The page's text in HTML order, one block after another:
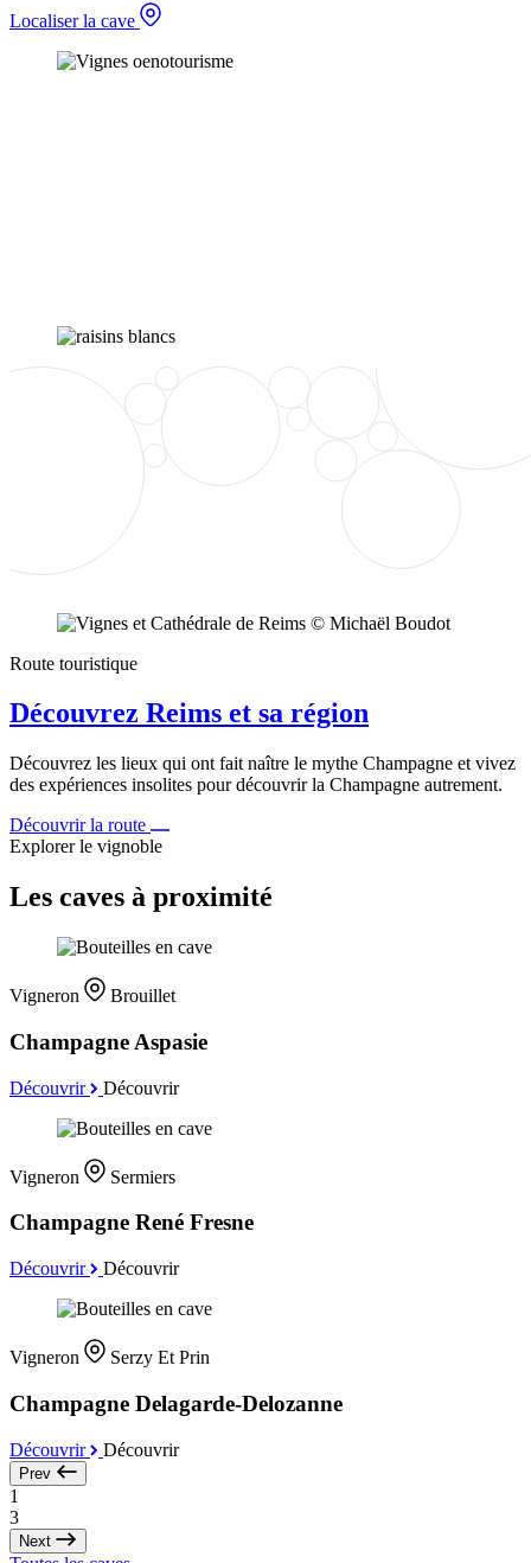
Localiser la cave
Route touristique
Découvrez Reims et sa région
Découvrez les lieux qui ont fait naître le mythe Champagne et vivez
des expériences insolites pour découvrir la Champagne autrement.
Découvrir la route
Explorer le vignoble
Les caves à proximité
Vigneron Brouillet
Champagne Aspasie
Découvrir Découvrir
Vigneron Sermiers
Champagne René Fresne
Découvrir Découvrir
Vigneron Serzy Et Prin
Champagne Delagarde-Delozanne
Découvrir Découvrir
Prev
1
3
Next